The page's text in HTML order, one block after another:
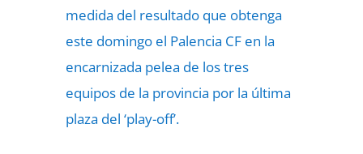
medida del resultado que obtenga
este domingo el Palencia CF en la
encarnizada pelea de los tres
equipos de la provincia por la última
plaza del ‘play-off’.